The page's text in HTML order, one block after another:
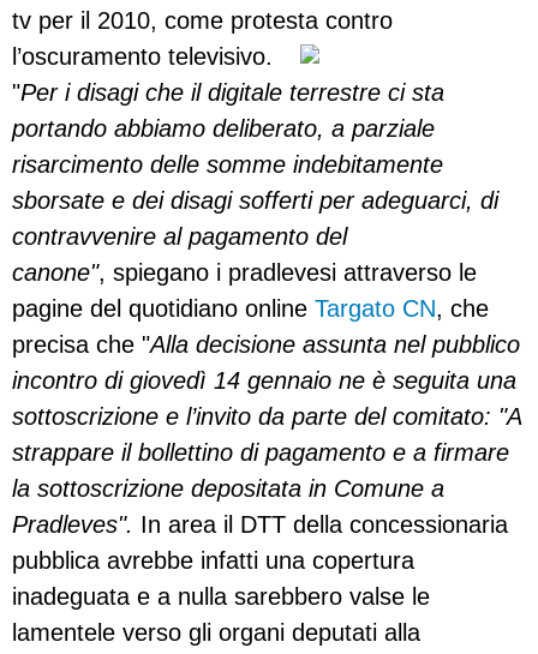
tv per il 2010, come protesta contro
l’oscuramento televisivo.
"Per i disagi che il digitale terrestre ci sta
portando abbiamo deliberato, a parziale
risarcimento delle somme indebitamente
sborsate e dei disagi sofferti per adeguarci, di
contravvenire al pagamento del
canone", spiegano i pradlevesi attraverso le
pagine del quotidiano online Targato CN, che
precisa che "Alla decisione assunta nel pubblico
incontro di giovedì 14 gennaio ne è seguita una
sottoscrizione e l’invito da parte del comitato: "A
strappare il bollettino di pagamento e a firmare
la sottoscrizione depositata in Comune a
Pradleves". In area il DTT della concessionaria
pubblica avrebbe infatti una copertura
inadeguata e a nulla sarebbero valse le
lamentele verso gli organi deputati alla